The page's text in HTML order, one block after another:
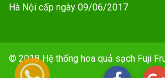
Hà Nội cấp ngày 09/06/2017
© 2018 Hệ thống hoa quả sạch Fuji